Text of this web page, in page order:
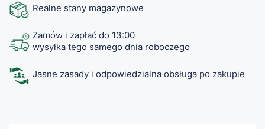
Realne stany magazynowe
Zamów i zapłać do 13:00
wysyłka tego samego dnia roboczego
Jasne zasady i odpowiedzialna obsługa po zakupie